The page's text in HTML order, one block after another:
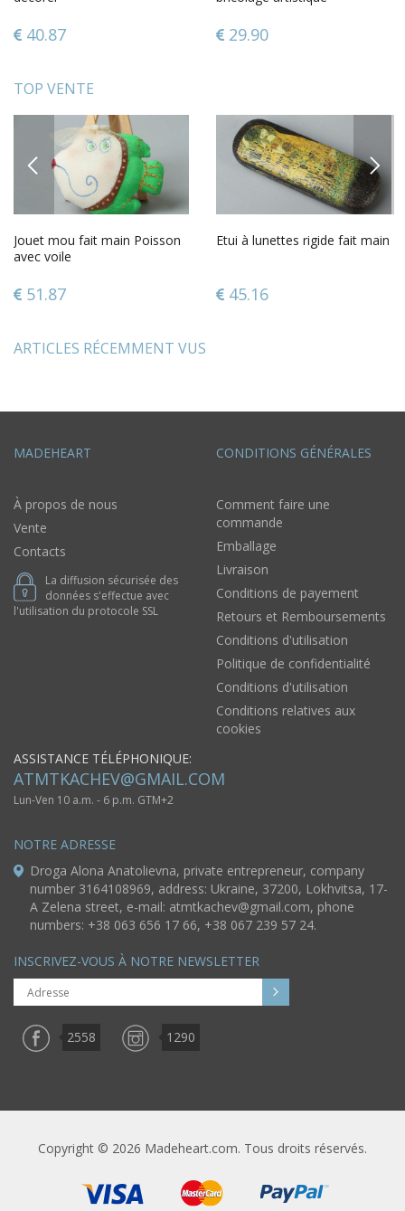
40.87 29.90
TOP VENTE
PREVIOUS
Jouet mou fait main Poisson
avec voile
51.87
Etui à lunettes rigide fait main
45.16
NEXT
ARTICLES RÉCEMMENT VUS
MADEHEART
À propos de nous
Vente
Contacts
La diffusion sécurisée des
données s'effectue avec
l'utilisation du protocole SSL
CONDITIONS GÉNÉRALES
Comment faire une
commande
Emballage
Livraison
Conditions de payement
Retours et Remboursements
Conditions d'utilisation
Politique de confidentialité
Conditions d'utilisation
Conditions relatives aux
cookies
ASSISTANCE TÉLÉPHONIQUE:
ATMTKACHEV@GMAIL.COM
Lun-Ven 10 a.m. - 6 p.m. GTM+2
NOTRE ADRESSE
Droga Alona Anatolievna, private entrepreneur, company
number 3164108969, address: Ukraine, 37200, Lokhvitsa, 17-
A Zelena street, e-mail: atmtkachev@gmail.com, phone
numbers: +38 063 656 17 66, +38 067 239 57 24.
INSCRIVEZ-VOUS À NOTRE NEWSLETTER
2558 1290
Copyright © 2026 Madeheart.com. Tous droits réservés.